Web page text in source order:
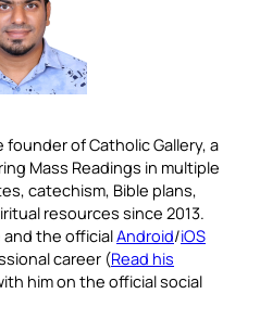
of Catholic Gallery, a
Mass Readings in multiple
catechism, Bible plans,
resources since 2013.
the officialAndroid/iOS
career (Read his
him on the official social